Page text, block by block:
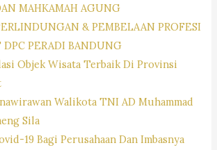
MAHKAMAH AGUNG
& PEMBELAAN PROFESI
DPC PERADI BANDUNG
Objek Wisata Terbaik Di Provinsi
Walikota TNI AD Muhammad
Sila
19 Bagi Perusahaan Dan Imbasnya